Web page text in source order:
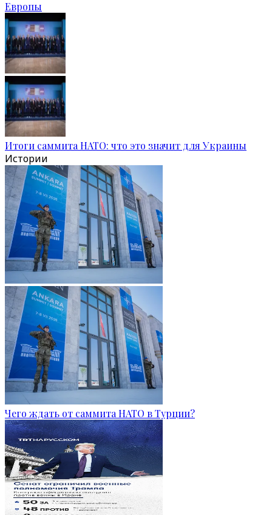
Европы
Итоги саммита НАТО: что это значит для Украины
Истории
Чего ждать от саммита НАТО в Турции?